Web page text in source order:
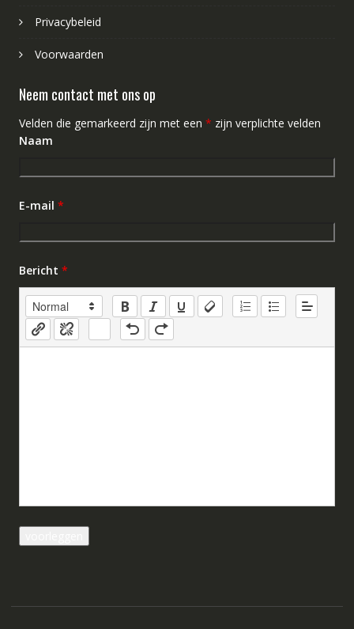
Privacybeleid
Voorwaarden
Neem contact met ons op
Velden die gemarkeerd zijn met een * zijn verplichte velden
Naam
E-mail *
Bericht *